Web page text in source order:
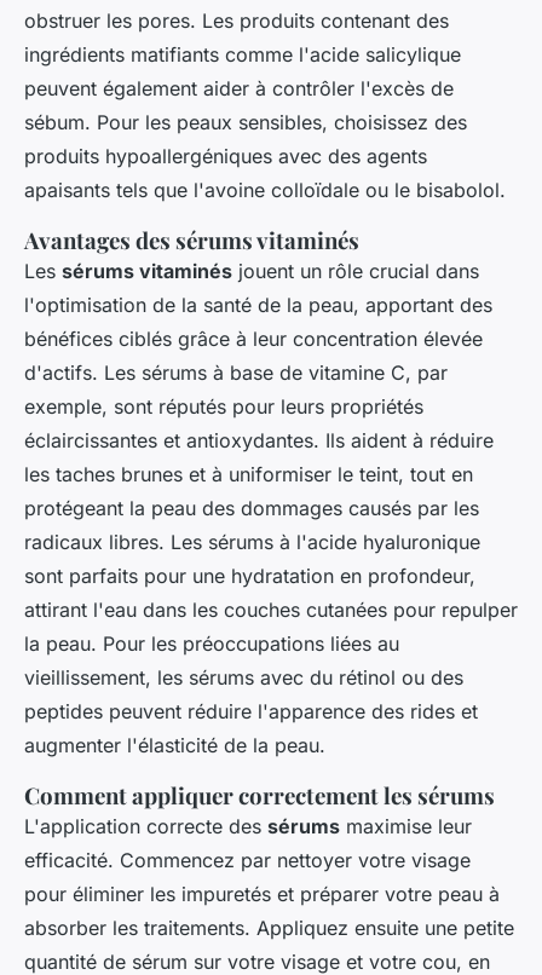
obstruer les pores. Les produits contenant des
ingrédients matifiants comme l'acide salicylique
peuvent également aider à contrôler l'excès de
sébum. Pour les peaux sensibles, choisissez des
produits hypoallergéniques avec des agents
apaisants tels que l'avoine colloïdale ou le bisabolol.
Avantages des sérums vitaminés
Les sérums vitaminés jouent un rôle crucial dans
l'optimisation de la santé de la peau, apportant des
bénéfices ciblés grâce à leur concentration élevée
d'actifs. Les sérums à base de vitamine C, par
exemple, sont réputés pour leurs propriétés
éclaircissantes et antioxydantes. Ils aident à réduire
les taches brunes et à uniformiser le teint, tout en
protégeant la peau des dommages causés par les
radicaux libres. Les sérums à l'acide hyaluronique
sont parfaits pour une hydratation en profondeur,
attirant l'eau dans les couches cutanées pour repulper
la peau. Pour les préoccupations liées au
vieillissement, les sérums avec du rétinol ou des
peptides peuvent réduire l'apparence des rides et
augmenter l'élasticité de la peau.
Comment appliquer correctement les sérums
L'application correcte des sérums maximise leur
efficacité. Commencez par nettoyer votre visage
pour éliminer les impuretés et préparer votre peau à
absorber les traitements. Appliquez ensuite une petite
quantité de sérum sur votre visage et votre cou, en